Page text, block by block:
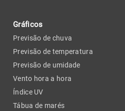
Gráficos
Previsão de chuva
Previsão de temperatura
Previsão de umidade
Vento hora a hora
Índice UV
Tábua de marés